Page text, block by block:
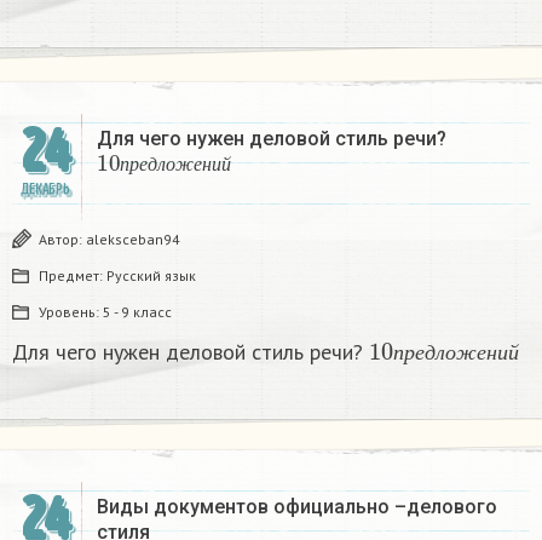
24
ДЕКАБРЬ
Для чего нужен деловой стиль речи?
пре дложений
10п редложен ий
Автор: aleksceban94
Предмет: Русский язык
Уровень: 5 - 9 класс
Для чего нужен деловой стиль речи? пре дл ожен и й
10
24
Виды документов официально –делового
стиля